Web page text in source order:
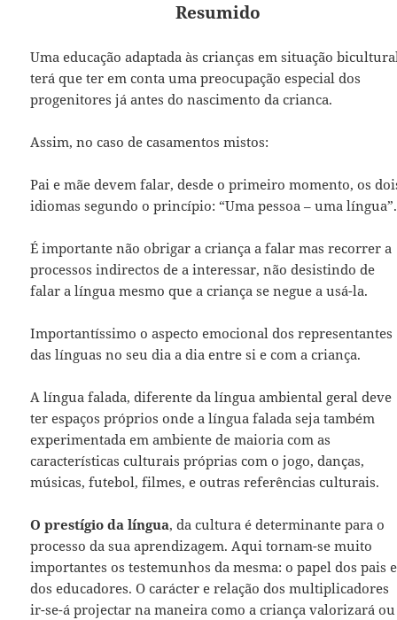
Resumido
Uma educação adaptada às crianças em situação
terá que ter em conta uma preocupação especial dos
progenitores já antes do nascimento da crianca.
Assim, no caso de casamentos mistos:
Pai e mãe devem falar, desde o primeiro momento, os
idiomas segundo o princípio: “Uma pessoa – uma língua”.
É importante não obrigar a criança a falar mas recorrer a
processos indirectos de a interessar, não desistindo de
falar a língua mesmo que a criança se negue a usá-la.
Importantíssimo o aspecto emocional dos representantes
das línguas no seu dia a dia entre si e com a criança.
A língua falada, diferente da língua ambiental geral deve
ter espaços próprios onde a língua falada seja também
experimentada em ambiente de maioria com as
características culturais próprias com o jogo, danças,
músicas, futebol, filmes, e outras referências culturais.
O prestígio da língua, da cultura é determinante para o
processo da sua aprendizagem. Aqui tornam-se muito
importantes os testemunhos da mesma: o papel dos pais e
dos educadores. O carácter e relação dos multiplicadores
ir-se-á projectar na maneira como a criança valorizará ou